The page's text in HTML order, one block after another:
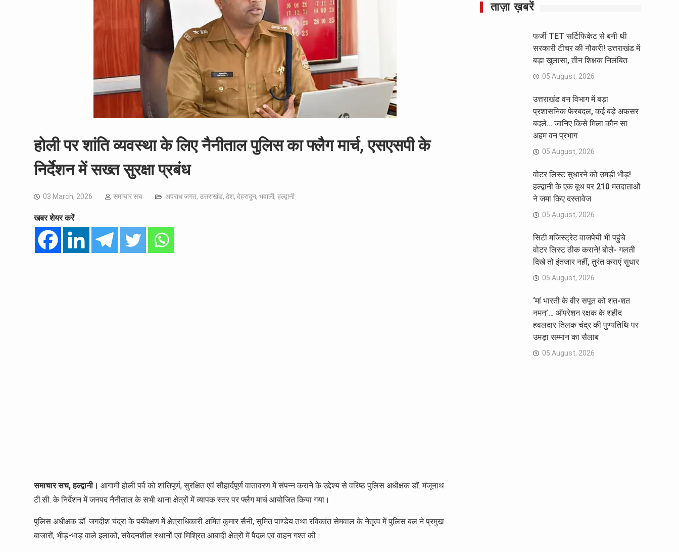
होली पर शांति व्यवस्था के लिए नैनीताल पुलिस का फ्लैग मार्च, एसएसपी के
निर्देशन में सख्त सुरक्षा प्रबंध
03 March, 2026 समाचार सच अपराध जगत, उत्तराखंड, देश, देहरादून, भवाली, हल्द्वानी
खबर शेयर करें
समाचार सच, हल्द्वानी। आगामी होली पर्व को शांतिपूर्ण, सुरक्षित एवं सौहार्दपूर्ण वातावरण में संपन्न कराने के उद्देश्य से वरिष्ठ पुलिस अधीक्षक डॉ. मंजूनाथ
टी.सी. के निर्देशन में जनपद नैनीताल के सभी थाना क्षेत्रों में व्यापक स्तर पर फ्लैग मार्च आयोजित किया गया।
पुलिस अधीक्षक डॉ. जगदीश चंद्रा के पर्यवेक्षण में क्षेत्राधिकारी अमित कुमार सैनी, सुमित पाण्डेय तथा रविकांत सेमवाल के नेतृत्व में पुलिस बल ने प्रमुख
बाजारों, भीड़-भाड़ वाले इलाकों, संवेदनशील स्थानों एवं मिश्रित आबादी क्षेत्रों में पैदल एवं वाहन गश्त की।
ताज़ा ख़बरें
फर्जी TET सर्टिफिकेट से बनी थी
सरकारी टीचर की नौकरी! उत्तराखंड में
बड़ा खुलासा, तीन शिक्षक निलंबित
05 August, 2026
उत्तराखंड वन विभाग में बड़ा
प्रशासनिक फेरबदल, कई बड़े अफसर
बदले… जानिए किसे मिला कौन सा
अहम वन प्रभाग
05 August, 2026
वोटर लिस्ट सुधारने को उमड़ी भीड़!
हल्द्वानी के एक बूथ पर 210 मतदाताओं
ने जमा किए दस्तावेज
05 August, 2026
सिटी मजिस्ट्रेट वाजपेयी भी पहुंचे
वोटर लिस्ट ठीक कराने! बोले- गलती
दिखे तो इंतजार नहीं, तुरंत कराएं सुधार
05 August, 2026
‘मां भारती के वीर सपूत को शत-शत
नमन’… ऑपरेशन रक्षक के शहीद
हवलदार तिलक चंद्र की पुण्यतिथि पर
उमड़ा सम्मान का सैलाब
05 August, 2026